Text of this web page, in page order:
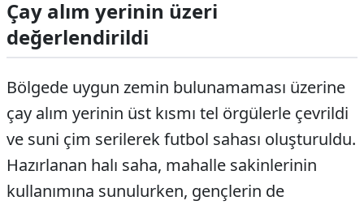
Çay alım yerinin üzeri
değerlendirildi
Bölgede uygun zemin bulunamaması üzerine
çay alım yerinin üst kısmı tel örgülerle çevrildi
ve suni çim serilerek futbol sahası oluşturuldu.
Hazırlanan halı saha, mahalle sakinlerinin
kullanımına sunulurken, gençlerin de